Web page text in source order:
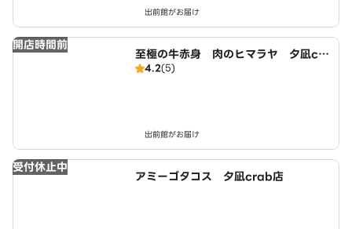
出前館がお届け
開店時間前
至極の牛赤身 肉のヒマラヤ 夕凪cr
ab店
4.2(5)
出前館がお届け
受付休止中
アミーゴタコス 夕凪crab店